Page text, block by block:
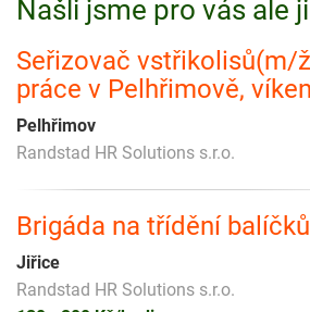
Našli jsme pro vás ale
Seřizovač vstřikolisů(m/
práce v Pelhřimově,
Pelhřimov
Randstad HR Solutions s.r.o.
Brigáda na třídění
Jiřice
Randstad HR Solutions s.r.o.